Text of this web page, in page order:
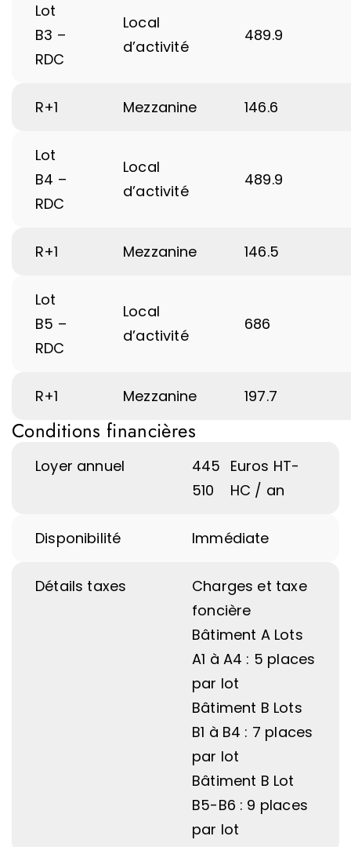
Lot
B3 –
RDC
Local
d’activité
489.9
R+1 Mezzanine 146.6
Lot
B4 –
RDC
Local
d’activité
489.9
R+1 Mezzanine 146.5
Lot
B5 –
RDC
Local
d’activité
686
R+1 Mezzanine 197.7
Conditions financières
Loyer annuel
445
510
Euros HT-
HC / an
Disponibilité Immédiate
Détails taxes
Charges et taxe
foncière
Bâtiment A Lots
A1 à A4 : 5 places
par lot
Bâtiment B Lots
B1 à B4 : 7 places
par lot
Bâtiment B Lot
B5-B6 : 9 places
par lot